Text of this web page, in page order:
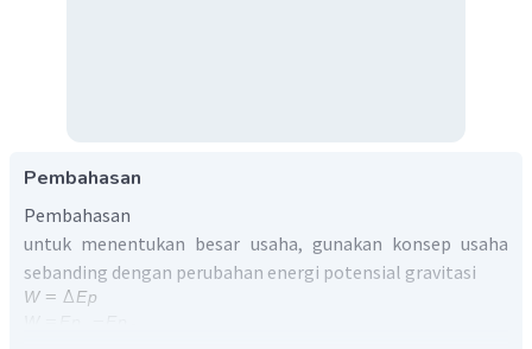
Pembahasan
Pembahasan
untuk menentukan besar usaha, gunakan konsep usaha
sebanding dengan perubahan energi potensial gravitasi